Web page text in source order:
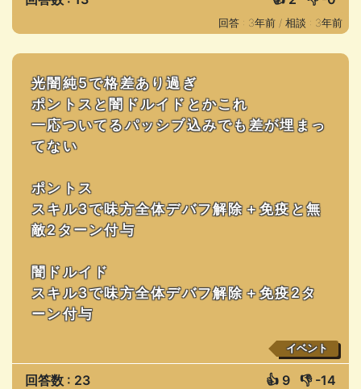
回答 : 3年前 / 相談 : 3年前
光闇純5で格差あり過ぎ
ポントスと闇ドルイドとかこれ
一応ついてるパッシブ込みでも差が埋まっ
てない
ポントス
スキル3で味方全体デバフ解除＋免疫と無
敵2ターン付与
闇ドルイド
スキル3で味方全体デバフ解除＋免疫2タ
ーン付与
イベント
回答数 : 23 👍 9 👎 -14